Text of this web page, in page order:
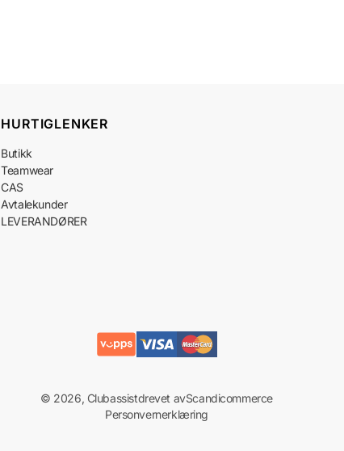
HURTIGLENKER
Butikk
Teamwear
CAS
Avtalekunder
LEVERANDØRER
© 2026, Clubassistdrevet avScandicommerce
Personvernerklæring